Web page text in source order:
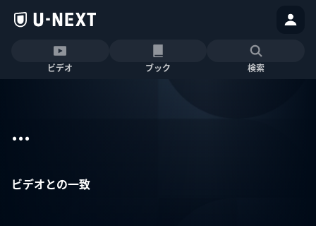
ビデオ ブック 検索
...
ビデオとの一致